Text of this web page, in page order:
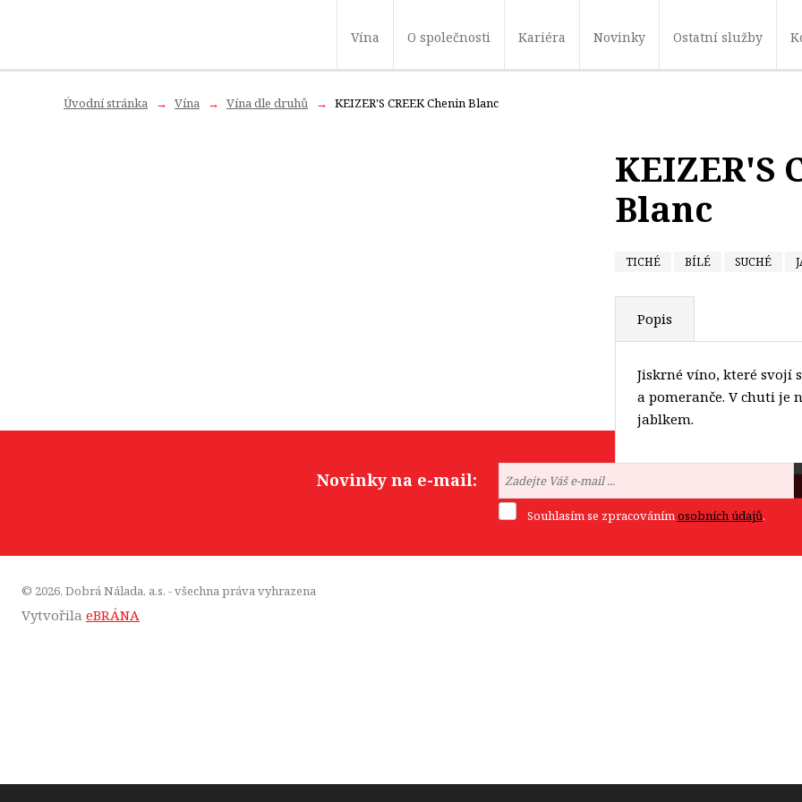
Vína O společnosti Kariéra Novinky Ostatní služby
Úvodní stránka Vína Vína dle druhů KEIZER'S CREEK Chenin Blanc
KEIZER'S
Blanc
TICHÉ BÍLÉ SUCHÉ
Popis
Jiskrné víno, které svojí
a pomeranče. V chuti je
jablkem.
Novinky na e-mail:
Souhlasím se zpracovánímosobních údajů.
se
© 2026, Dobrá Nálada, a.s. - všechna práva vyhrazena
Vytvořila eBRÁNA